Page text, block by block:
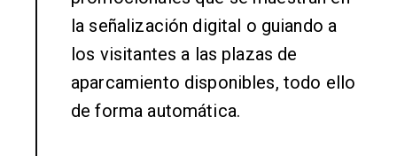
la señalización digital o guiando a
los visitantes a las plazas de
aparcamiento disponibles, todo ello
de forma automática.